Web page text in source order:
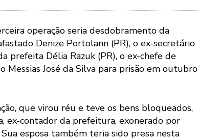
operação seria desdobramento da
Denize Portolann (PR), o ex-secretário
prefeita Délia Razuk (PR), o ex-chefe de
Messias José da Silva para prisão em outubro
que virou réu e teve os bens bloqueados,
ex-contador da prefeitura, exonerado por
esposa também teria sido presa nesta